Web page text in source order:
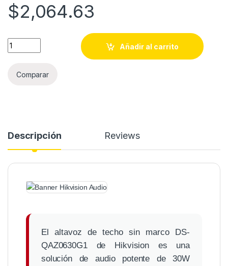
$2,064.63
Altavoz de Techo | 7.5W - 30W | Tweeter 1.0-inch + Woofer
Añadir al carrito
Comparar
Descripción Reviews
El altavoz de techo sin marco DS-
QAZ0630G1 de Hikvision es una
solución de audio potente de 30W